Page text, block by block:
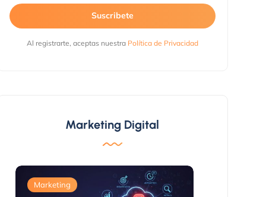
Suscribete
Al registrarte, aceptas nuestra Política de Privacidad
Marketing Digital
Marketing